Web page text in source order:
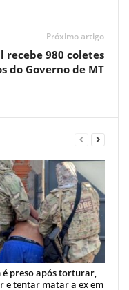
Próximo artigo
recebe 980 coletes
do Governo de MT
é preso após torturar,
e tentar matar a ex em